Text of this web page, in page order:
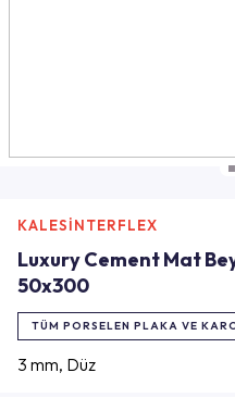
KALESİNTERFLEX
Luxury Cement Mat
50x300
TÜM PORSELEN PLAKA VE
3 mm, Düz